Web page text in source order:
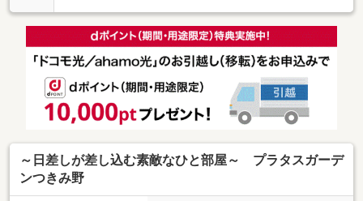
さまで４２年。住まい安心のおとりつぎ】私共、朝日
土地建物は、神奈川・東京・埼玉県で１３店舗展開し
ております！ネット掲載前の情報も多数ございます！
「ありがとう。あなたから買って良かった」と言って
わせは『朝日土地建物（株）海老名支店 営業三課』
までお待ちしております。
～日差しが差し込む素敵なひと部屋～ プラタスガーデ
ンつきみ野